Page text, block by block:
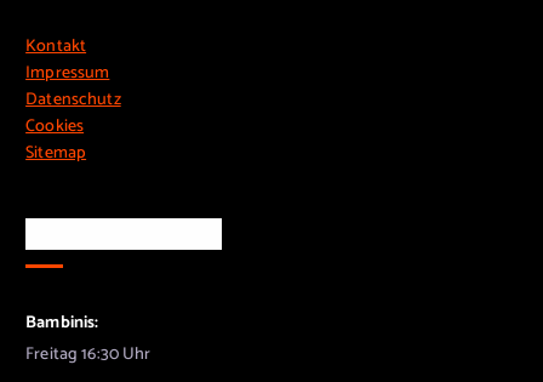
Kontakt
Impressum
Datenschutz
Cookies
Sitemap
Bambinis:
Freitag 16:30 Uhr